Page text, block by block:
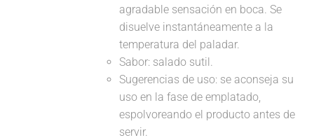
agradable sensación en boca. Se
disuelve instantáneamente a la
temperatura del paladar.
Sabor: salado sutil.
Sugerencias de uso: se aconseja su
uso en la fase de emplatado,
espolvoreando el producto antes de
servir.